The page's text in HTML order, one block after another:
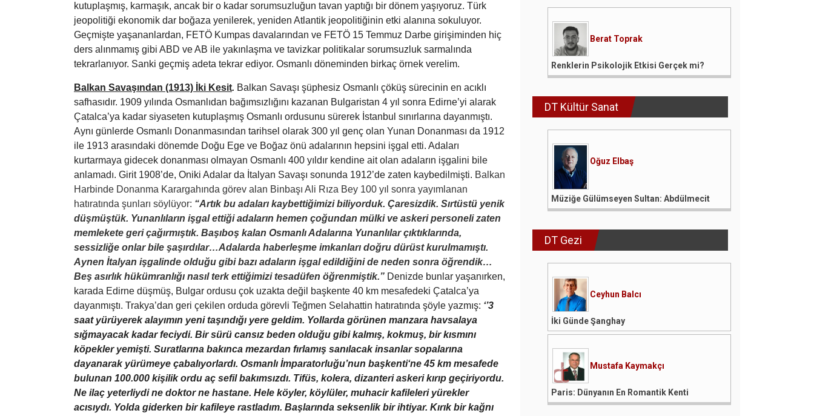
kutuplaşmış, karmaşık, ancak bir o kadar sorumsuzluğun tavan yaptığı bir dönem yaşıyoruz. Türk
jeopolitiği ekonomik dar boğaza yenilerek, yeniden Atlantik jeopolitiğinin etki alanına sokuluyor.
Geçmişte yaşananlardan, FETÖ Kumpas davalarından ve FETÖ 15 Temmuz Darbe girişiminden hiç
ders alınmamış gibi ABD ve AB ile yakınlaşma ve tavizkar politikalar sorumsuzluk sarmalında
tekrarlanıyor. Sanki geçmiş adeta tekrar ediyor. Osmanlı döneminden birkaç örnek verelim.
Balkan Savaşından (1913) İki Kesit. Balkan Savaşı şüphesiz Osmanlı çöküş sürecinin en acıklı
safhasıdır. 1909 yılında Osmanlıdan bağımsızlığını kazanan Bulgaristan 4 yıl sonra Edirne’yi alarak
Çatalca’ya kadar siyaseten kutuplaşmış Osmanlı ordusunu sürerek İstanbul sınırlarına dayanmıştı.
Aynı günlerde Osmanlı Donanmasından tarihsel olarak 300 yıl genç olan Yunan Donanması da 1912
ile 1913 arasındaki dönemde Doğu Ege ve Boğaz önü adalarının hepsini işgal etti. Adaları
kurtarmaya gidecek donanması olmayan Osmanlı 400 yıldır kendine ait olan adaların işgalini bile
anlamadı. Girit 1908’de, Oniki Adalar da İtalyan Savaşı sonunda 1912’de zaten kaybedilmişti. Balkan
Harbinde Donanma Karargahında görev alan Binbaşı Ali Rıza Bey 100 yıl sonra yayımlanan
hatıratında şunları söylüyor: “Artık bu adaları kaybettiğimizi biliyorduk. Çaresizdik. Sırtüstü yenik
düşmüştük. Yunanlıların işgal ettiği adaların hemen çoğundan mülki ve askeri personeli zaten
memlekete geri çağırmıştık. Başıboş kalan Osmanlı Adalarına Yunanlılar çıktıklarında,
sessizliğe onlar bile şaşırdılar…Adalarda haberleşme imkanları doğru dürüst kurulmamıştı.
Aynen İtalyan işgalinde olduğu gibi bazı adaların işgal edildiğini de neden sonra öğrendik…
Beş asırlık hükümranlığı nasıl terk ettiğimizi tesadüfen öğrenmiştik.” Denizde bunlar yaşanırken,
karada Edirne düşmüş, Bulgar ordusu çok uzakta değil başkente 40 km mesafedeki Çatalca’ya
dayanmıştı. Trakya’dan geri çekilen orduda görevli Teğmen Selahattin hatıratında şöyle yazmış: ‘’3
saat yürüyerek alayımın yeni taşındığı yere geldim. Yollarda görünen manzara havsalaya
sığmayacak kadar feciydi. Bir sürü cansız beden olduğu gibi kalmış, kokmuş, bir kısmını
köpekler yemişti. Suratlarına bakınca mezardan fırlamış sanılacak insanlar sopalarına
dayanarak yürümeye çabalıyorlardı. Osmanlı İmparatorluğu’nun başkenti‘ne 45 km mesafede
bulunan 100.000 kişilik ordu aç sefil bakımsızdı. Tifüs, kolera, dizanteri askeri kırıp geçiriyordu.
Ne ilaç yeterliydi ne doktor ne hastane. Hele köyler, köylüler, muhacir kafileleri yürekler
acısıydı. Yolda giderken bir kafileye rastladım. Başlarında seksenlik bir ihtiyar. Kırık bir kağnı
Berat Toprak
Renklerin Psikolojik Etkisi Gerçek mi?
DT Kültür Sanat
Oğuz Elbaş
Müziğe Gülümseyen Sultan: Abdülmecit
DT Gezi
Ceyhun Balcı
İki Günde Şanghay
Mustafa Kaymakçı
Paris: Dünyanın En Romantik Kenti